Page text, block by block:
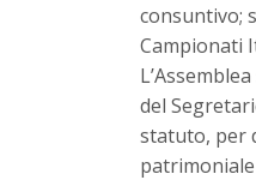
consuntivo;
Campionati
del
statuto, per